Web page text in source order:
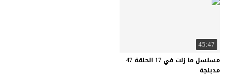
45:47
مسلسل ما زلت في 17 الحلقة 47
مدبلجة